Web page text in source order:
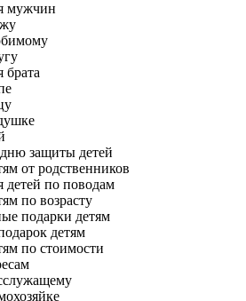
мужчин
брата
защиты детей
от родственников
детей по поводам
по возрасту
подарки детям
детям
по стоимости